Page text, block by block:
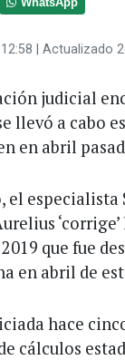
| Actualizado
judicial
llevó a cabo
en abril
el especialista
que fue
en abril de
hace
cálculos